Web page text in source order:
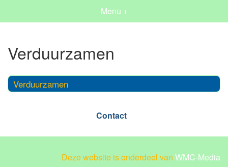
Menu +
Verduurzamen
Verduurzamen
Contact
Deze website is onderdeel van WMC-Media